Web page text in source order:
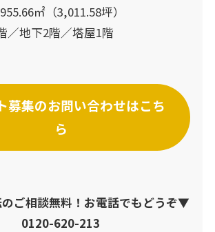
㎡（3,011.58坪）
／地下2階／塔屋1階
募集のお問い合わせはこち
ら
ご相談無料！お電話でもどうぞ▼
0120-620-213